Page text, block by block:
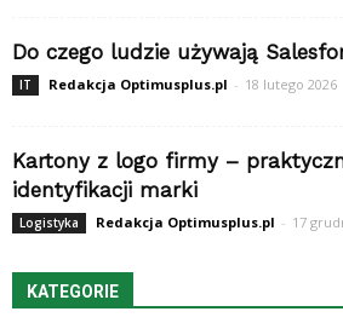
Do czego ludzie używają
IT Redakcja Optimusplus.pl - 18 lutego 2026
Kartony z logo firmy –
identyfikacji marki
Logistyka Redakcja Optimusplus.pl - 17
KATEGORIE